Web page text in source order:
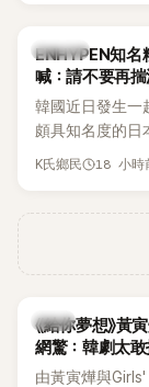
K-POP
ENHYPEN知
喊：請不要再揣
韓國近日發生一
頗具知名度的日
終不幸身亡，
K氏鄉民 18 小時
韓劇
《給你夢想》黃
網驚：韓劇太
由黃寅燁與Girls'